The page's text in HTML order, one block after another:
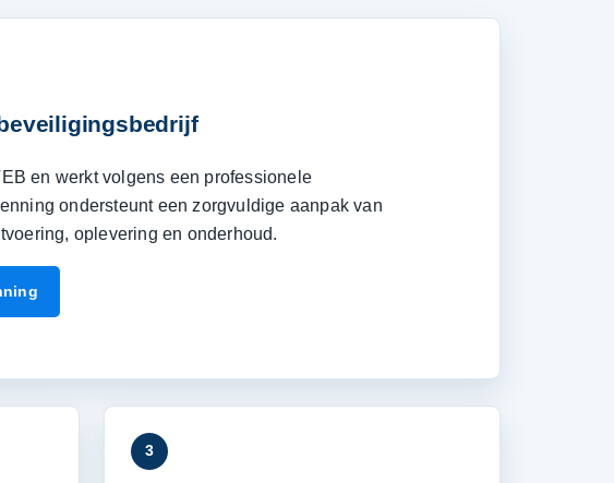
en werkt volgens een professionele
ondersteunt een zorgvuldige aanpak van
oplevering en onderhoud.
3